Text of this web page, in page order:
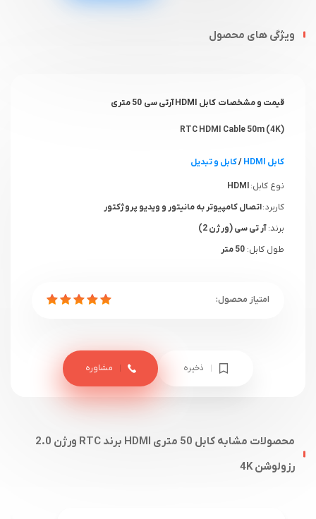
ویژگی های محصول
قیمت و مشخصات کابل HDMI آرتی سی 50 متری
(4K) RTC HDMI Cable 50m
کابل HDMI /کابل و تبدیل
نوع کابل:HDMI
کاربرد :اتصال کامپیوتر به مانیتور و ویدیو پروژکتور
برند:آر تی سی (ورژن 2)
طول کابل: 50 متر
ذخیره مشاوره
محصولات مشابه کابل 50 متری HDMI برند RTC ورژن 2.0
رزولوشن 4K